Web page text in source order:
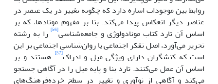
روابط بین موجودات اشاره دارد که چگونه تغییر در یک عنصر در
عناصر دیگر انعکاس پیدا می‌کند. بنا بر مفهوم مونادها، که بر
اساس آن تارد کتاب مونادولوژی و جامعه‌شناسی[56]
را به رشته
تحریر می‌آورد، اصل تفکر اجتماعی یا روان‌شناسی اجتماعی بر این
است که کنشگران دارای ویژگی میل و ادراک[57]
هستند و بر
اساس آن عمل می‌کنند. تارد بنا و پایه‌ میل را در آگاهی جستجو
می‌کند و آگاهی از نوآوری و تغییر در سطح خرده‌فرهنگ‌های